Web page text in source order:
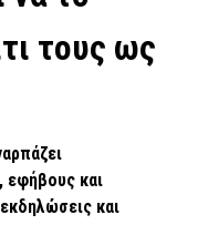
τους ως
εφήβους και
και